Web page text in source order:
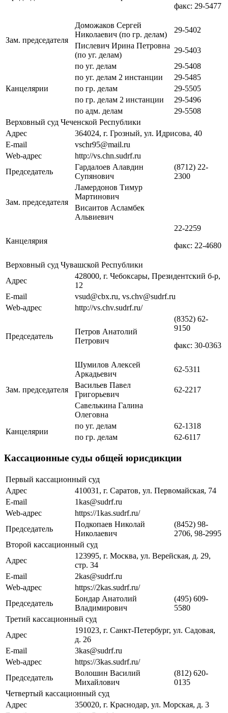
факс: 29-5477
Зам. председателя
Доможаков Сергей
Николаевич (по гр. делам)
29-5402
Пислевич Ирина Петровна
(по уг. делам)
29-5403
Канцелярии
по уг. делам
29-5408
по уг. делам 2 инстанции
29-5485
по гр. делам
29-5505
по гр. делам 2 инстанции
29-5496
по адм. делам
29-5508
Верховный суд Чеченской Республики
Адрес
364024, г. Грозный, ул. Идрисова, 40
E-mail
vschr95@mail.ru
Web-адрес
http://vs.chn.sudrf.ru
Председатель
Гардалоев Алавдин
Супянович
(8712) 22-
2300
Зам. председателя
Ламердонов Тимур
Мартинович
Висаитов Асламбек
Альвиевич
Канцелярия
22-2259
факс: 22-4680
Верховный суд Чувашской Республики
Адрес
428000, г. Чебоксары, Президентский б-р,
12
E-mail
vsud@cbx.ru, vs.chv@sudrf.ru
Web-адрес
http://vs.chv.sudrf.ru/
Председатель
Петров Анатолий
Петрович
(8352) 62-
9150
факс: 30-0363
Зам. председателя
Шумилов Алексей
Аркадьевич
62-5311
Васильев Павел
Григорьевич
62-2217
Савелькина Галина
Олеговна
Канцелярии
по уг. делам
62-1318
по гр. делам
62-6117
Кассационные суды общей юрисдикции
Первый кассационный суд
Адрес
410031, г. Саратов, ул. Первомайская, 74
E-mail
1kas@sudrf.ru
Web-адрес
https://1kas.sudrf.ru/
Председатель
Подкопаев Николай
Николаевич
(8452) 98-
2706, 98-2995
Второй кассационный суд
Адрес
123995, г. Москва, ул. Верейская, д. 29,
стр. 34
E-mail
2kas@sudrf.ru
Web-адрес
https://2kas.sudrf.ru/
Председатель
Бондар Анатолий
Владимирович
(495) 609-
5580
Третий кассационный суд
Адрес
191023, г. Санкт-Петербург, ул. Садовая,
д. 26
E-mail
3kas@sudrf.ru
Web-адрес
https://3kas.sudrf.ru/
Председатель
Волошин Василий
Михайлович
(812) 620-
0135
Четвертый кассационный суд
Адрес
350020, г. Краснодар, ул. Морская, д. 3